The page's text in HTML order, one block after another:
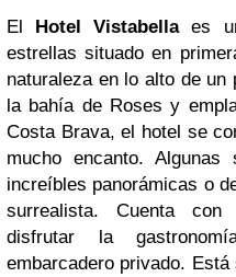
El Hotel Vistabellaes
estrellas situado en
naturaleza en lo alto de un
la bahía de Roses y
Costa Brava, el hotel se
mucho encanto.
increíbles panorámicas o
surrealista. Cuenta con
disfrutar la
embarcadero privado.